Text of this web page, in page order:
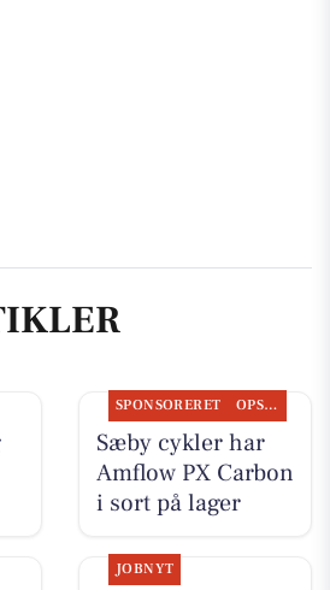
SPONSORERET OPSLAGSTAVLEN
Sæby cykler har
Amflow PX Carbon
i sort på lager
JOBNYT